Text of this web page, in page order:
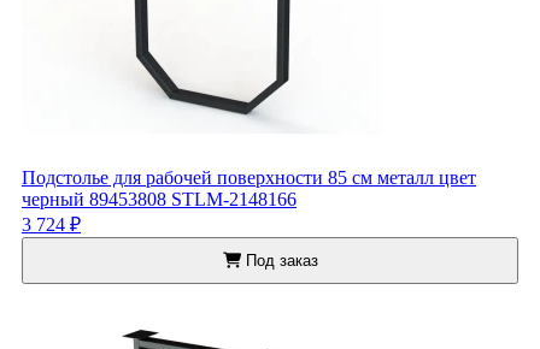
Подстолье для рабочей поверхности 85 см металл цвет
черный 89453808 STLM-2148166
3 724 ₽
Под заказ